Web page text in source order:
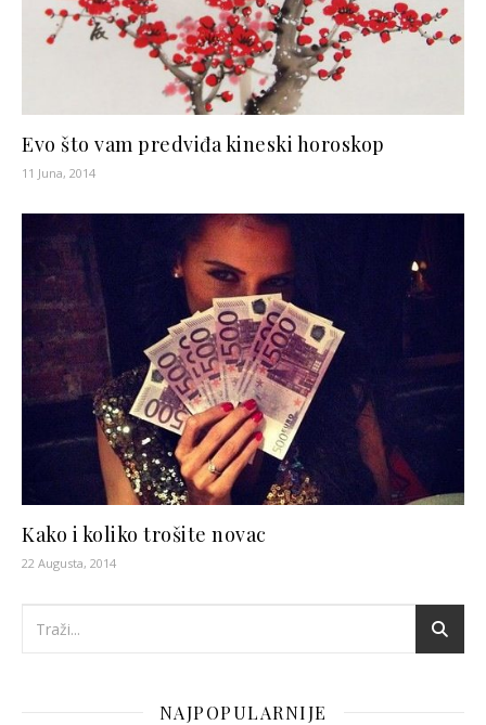
Evo što vam predviđa kineski horoskop
11 Juna, 2014
Kako i koliko trošite novac
22 Augusta, 2014
NAJPOPULARNIJE